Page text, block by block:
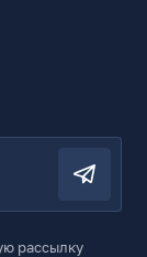
рассылку